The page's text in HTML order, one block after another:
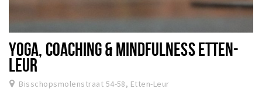
YOGA, COACHING & MINDFULNESS ETTEN-
LEUR
Bisschopsmolenstraat 54-58, Etten-Leur